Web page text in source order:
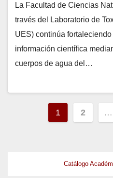
La Facultad de Ciencias
través del Laboratorio de
UES) continúa
información científica
cuerpos de agua del…
1 2 …
Catálogo